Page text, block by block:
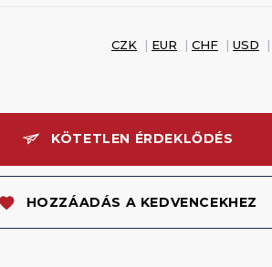
CZK| EUR | CHF| USD |
KÖTETLEN ÉRDEKLŐDÉS
HOZZÁADÁS A KEDVENCEKHEZ